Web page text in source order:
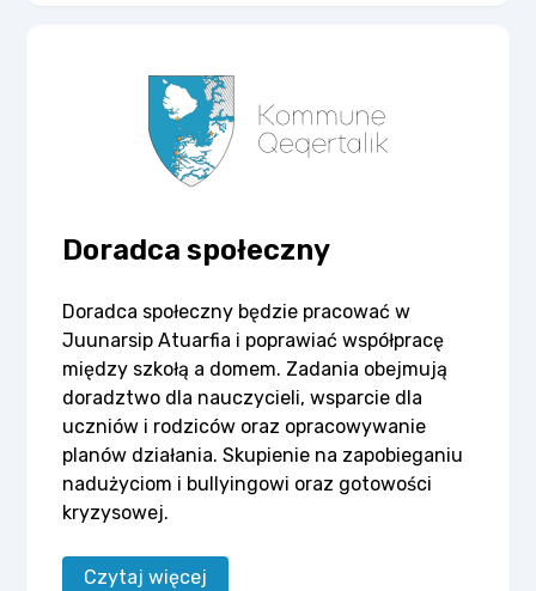
Doradca społeczny
Doradca społeczny będzie pracować w
Juunarsip Atuarfia i poprawiać współpracę
między szkołą a domem. Zadania obejmują
doradztwo dla nauczycieli, wsparcie dla
uczniów i rodziców oraz opracowywanie
planów działania. Skupienie na zapobieganiu
nadużyciom i bullyingowi oraz gotowości
kryzysowej.
Czytaj więcej